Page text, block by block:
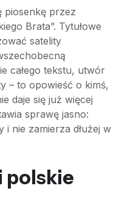
piosenkę przez
Brata”. Tytułowe
satelity
całego tekstu, utwór
– to opowieść o kimś,
daje się już więcej
sprawę jasno:
nie zamierza dłużej w
polskie